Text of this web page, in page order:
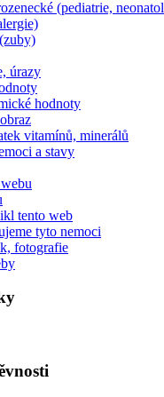
(pediatrie,
úrazy
hodnoty
vitamínů, minerálů
a stavy
tento web
tyto nemoci
fotografie